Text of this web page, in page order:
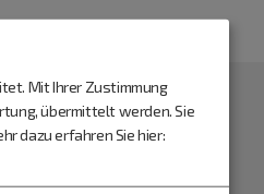
Mit Ihrer Zustimmung
übermittelt werden. Sie
dazu erfahren Sie hier: